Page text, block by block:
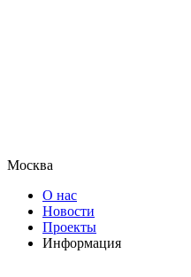
Москва
О нас
Новости
Проекты
Информация